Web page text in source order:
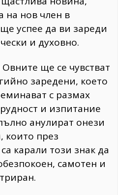
на нов член в
успее да ви зареди
и духовно.
ще се чувстват
заредени, което
с размах
и изпитание
анулират онези
които през
карали този знак да
самотен и